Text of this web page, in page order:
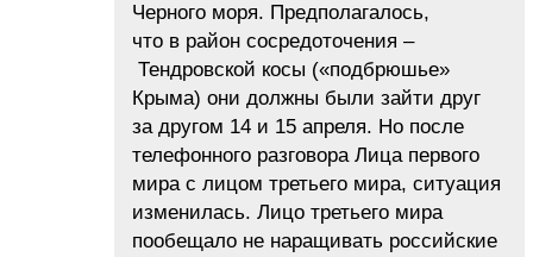
Черного моря. Предполагалось,
что в район сосредоточения –
Тендровской косы («подбрюшье»
Крыма) они должны были зайти друг
за другом 14 и 15 апреля. Но после
телефонного разговора Лица первого
мира с лицом третьего мира, ситуация
изменилась. Лицо третьего мира
пообещало не наращивать российские